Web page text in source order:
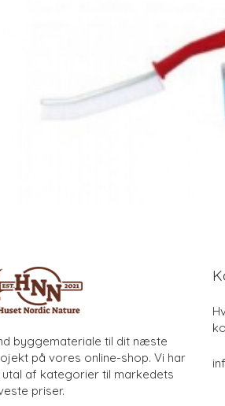
byggemateriale til dit næste
på vores online-shop. Vi har
utal af kategorier til markedets
priser.